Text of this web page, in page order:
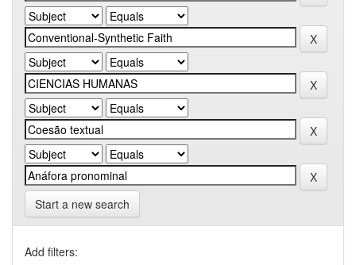
Start a new search
Add filters: